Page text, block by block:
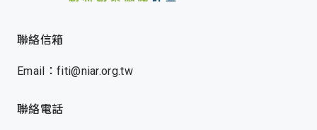
聯絡信箱
Email：fiti@niar.org.tw
聯絡電話